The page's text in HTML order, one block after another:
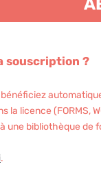
souscription ?
licence (FORMS,
une bibliothèque
.